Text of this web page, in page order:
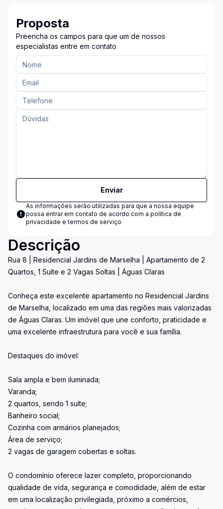
Proposta
Preencha os campos para que um de nossos
especialistas entre em contato
Enviar
As informações serão utilizadas para que a nossa equipe
possa entrar em contato de acordo com a política de
privacidade e termos de serviço
Descrição
Rua 8 | Residencial Jardins de Marselha | Apartamento de 2
Quartos, 1 Suíte e 2 Vagas Soltas | Águas Claras
Conheça este excelente apartamento no Residencial Jardins
de Marselha, localizado em uma das regiões mais valorizadas
de Águas Claras. Um imóvel que une conforto, praticidade e
uma excelente infraestrutura para você e sua família.
Destaques do imóvel:
Sala ampla e bem iluminada;
Varanda;
2 quartos, sendo 1 suíte;
Banheiro social;
Cozinha com armários planejados;
Área de serviço;
2 vagas de garagem cobertas e soltas.
O condomínio oferece lazer completo, proporcionando
qualidade de vida, segurança e comodidade, além de estar
em uma localização privilegiada, próximo a comércios,